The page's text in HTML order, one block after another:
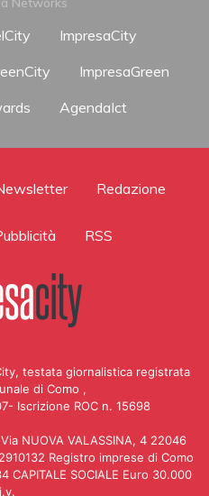
ImpresaCity
ImpresaGreen
AgendaIct
Redazione
RSS
testata giornalistica registrata
di Como ,
Iscrizione ROC n. 15698
NUOVA VALASSINA, 4 22046
Registro imprese di Como
CAPITALE SOCIALE Euro 30.000
i.v.